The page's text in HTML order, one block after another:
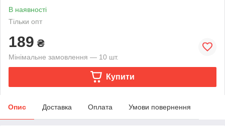
В наявності
Тільки опт
189 ₴
Мінімальне замовлення — 10 шт.
Купити
Опис Доставка Оплата Умови повернення